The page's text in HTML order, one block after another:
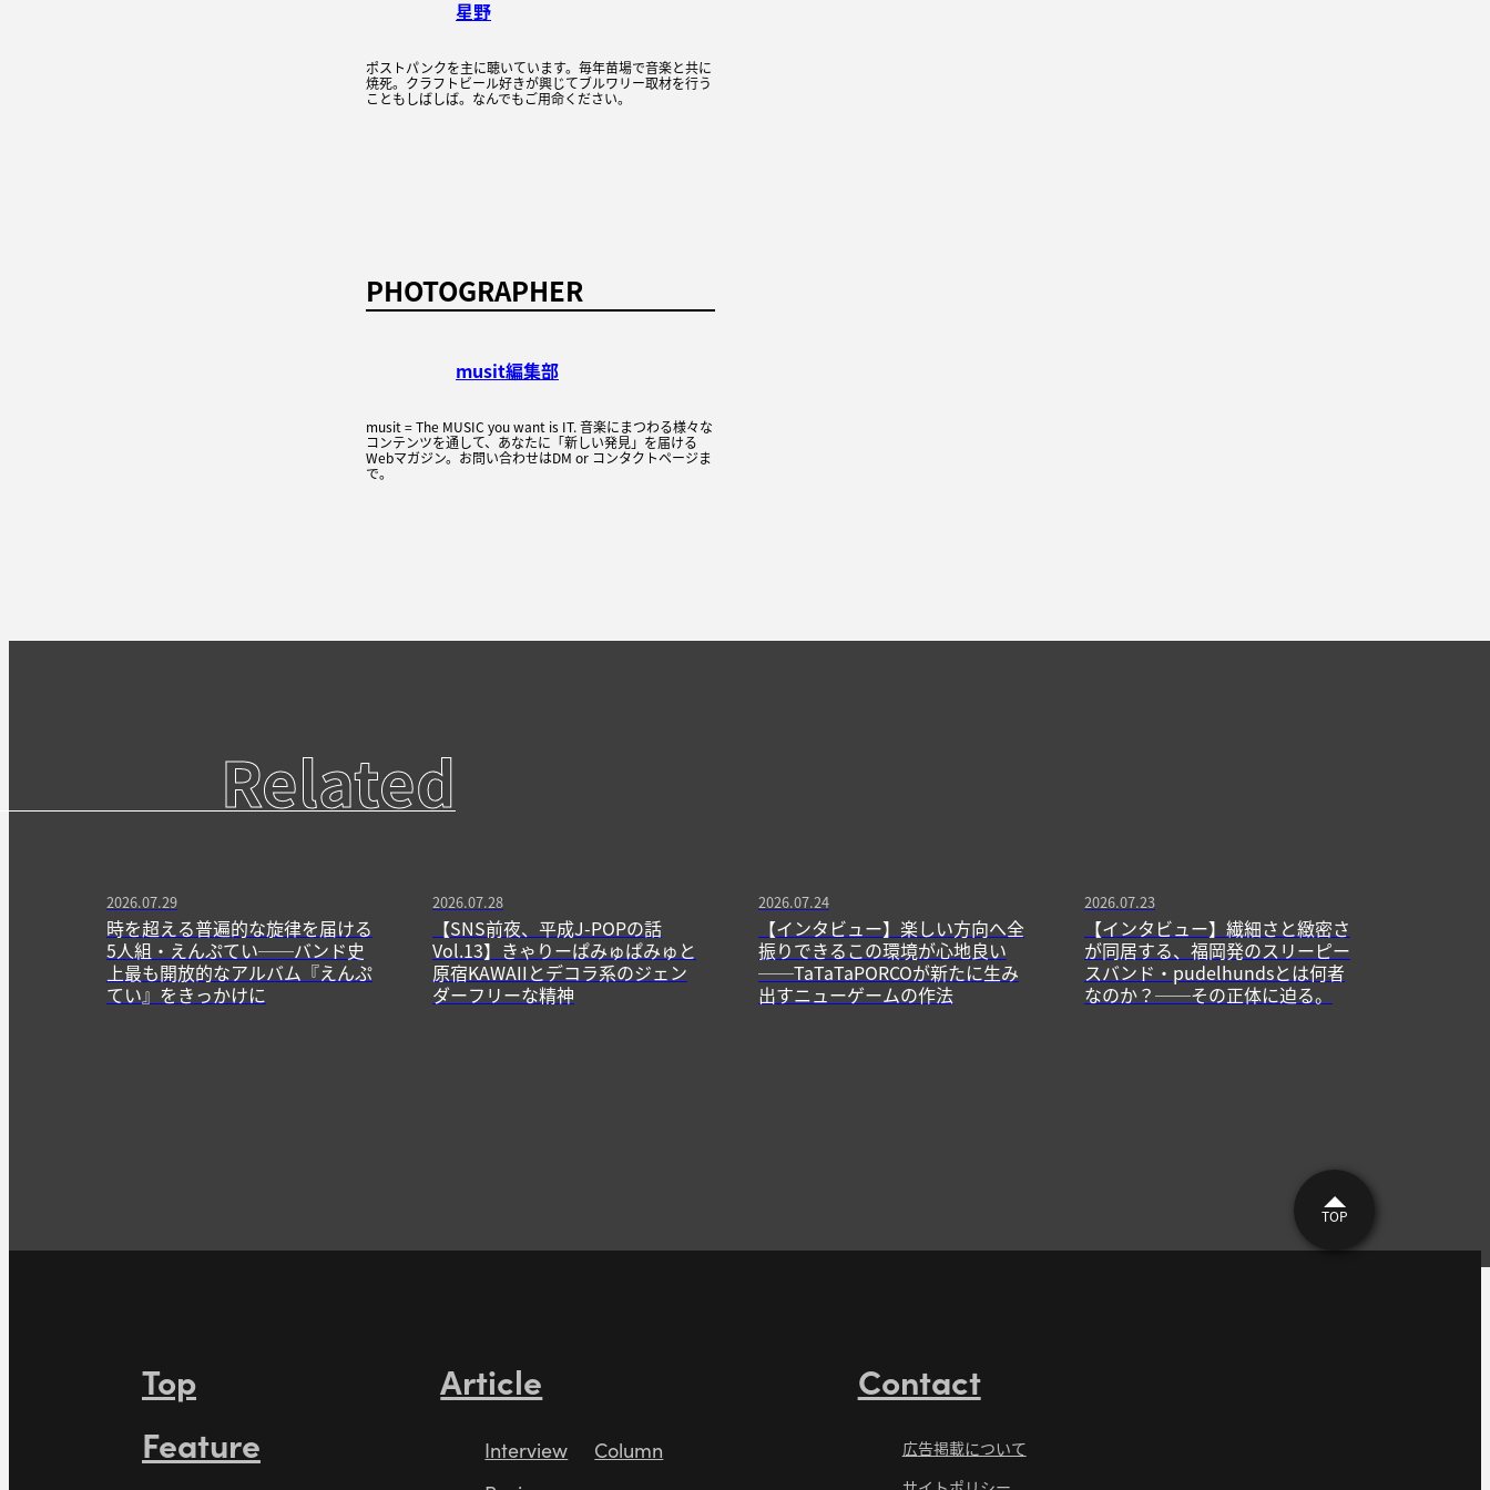
星野
ポストパンクを主に聴いています。毎年苗場で音楽と共に
焼死。クラフトビール好きが興じてブルワリー取材を行う
こともしばしば。なんでもご用命ください。
PHOTOGRAPHER
musit編集部
musit = The MUSIC you want is IT. 音楽にまつわる様々な
コンテンツを通して、あなたに「新しい発見」を届ける
Webマガジン。お問い合わせはDM or コンタクトページま
で。
Related
2026.07.29
時を超える普遍的な旋律を届ける
5人組・えんぷてい──バンド史
上最も開放的なアルバム『えんぷ
てい』をきっかけに
2026.07.28
【SNS前夜、平成J-POPの話
Vol.13】きゃりーぱみゅぱみゅと
原宿KAWAIIとデコラ系のジェン
ダーフリーな精神
2026.07.24
【インタビュー】楽しい方向へ全
振りできるこの環境が心地良い
──TaTaTaPORCOが新たに生み
出すニューゲームの作法
2026.07.23
【インタビュー】繊細さと緻密さ
が同居する、福岡発のスリーピー
スバンド・pudelhundsとは何者
なのか？──その正体に迫る。
TOP
Top
Feature
Article
Interview
Column
Contact
広告掲載について